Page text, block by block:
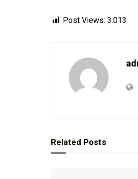
Post Views: 3.013
Related Posts